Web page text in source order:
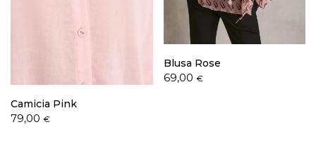
Camicia Pink
79,00 €
Blusa Rose
69,00 €